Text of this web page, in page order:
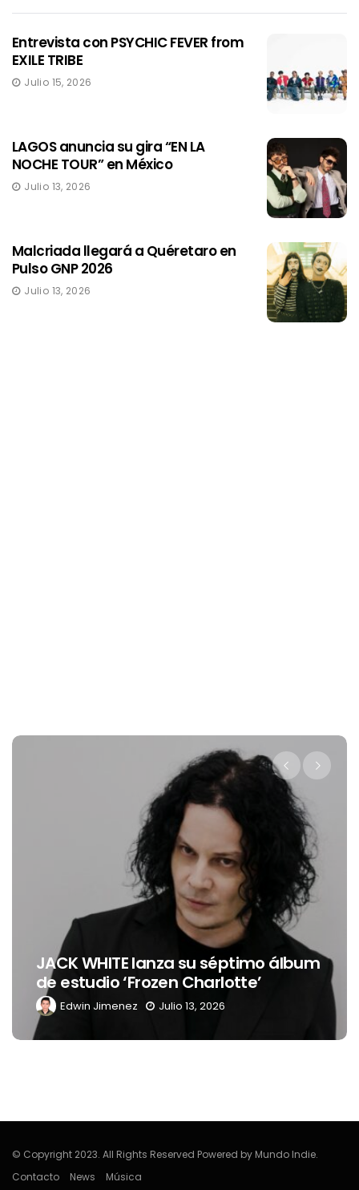
Entrevista con PSYCHIC FEVER from
EXILE TRIBE
Julio 15, 2026
LAGOS anuncia su gira “EN LA
NOCHE TOUR” en México
Julio 13, 2026
Malcriada llegará a Quéretaro en
Pulso GNP 2026
Julio 13, 2026
JACK WHITE lanza su séptimo álbum
de estudio ‘Frozen Charlotte’
Edwin Jimenez Julio 13, 2026
© Copyright 2023. All Rights Reserved Powered by Mundo Indie.
Contacto
News Música